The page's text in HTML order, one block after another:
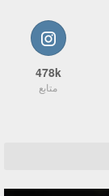
478k
متابع